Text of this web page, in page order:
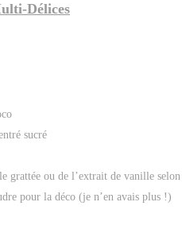
Délices
sucré
grattée ou de l’extrait de vanille
pour la déco (je n’en avais plus !)